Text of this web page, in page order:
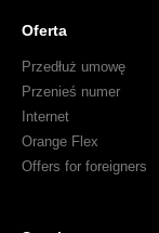
Oferta
Przedłuż umowę
Przenieś numer
Internet
Orange Flex
Offers for foreigners